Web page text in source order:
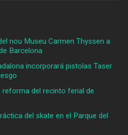
nou Museu Carmen Thyssen a
Barcelona
incorporará pistolas Taser
del recinto ferial de
del skate en el Parque del